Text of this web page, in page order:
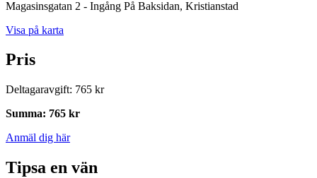
Magasinsgatan 2 - Ingång På Baksidan, Kristianstad
Visa på karta
Pris
Deltagaravgift: 765 kr
Summa: 765 kr
Anmäl dig här
Tipsa en vän